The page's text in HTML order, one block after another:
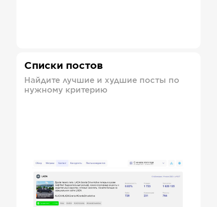
Списки постов
Найдите лучшие и худшие посты по
нужному критерию